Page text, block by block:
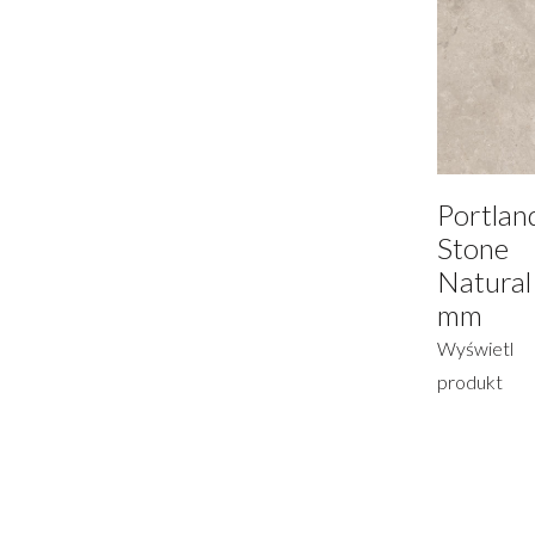
Stone
mm
Wyświetl
produkt